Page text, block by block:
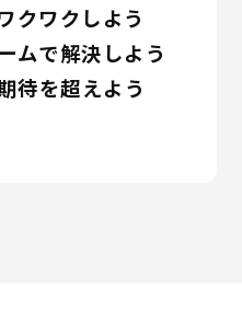
クワクしよう
ムで解決しよう
待を超えよう